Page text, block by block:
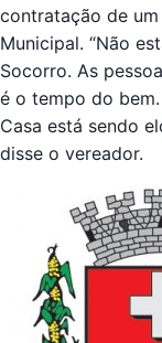
contratação de
Municipal. “Não
Socorro. As
é o tempo do
Casa está sendo
disse o vereador.